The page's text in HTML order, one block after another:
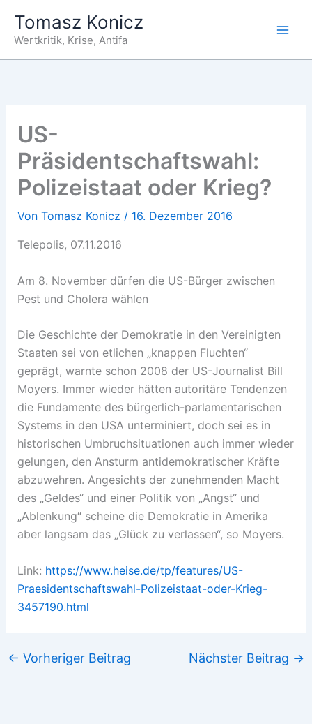
Inhalt
springen
Tomasz Konicz
Wertkritik, Krise, Antifa
US-
Präsidentschaftswahl:
Polizeistaat oder Krieg?
Von Tomasz Konicz / 16. Dezember 2016
Telepolis, 07.11.2016
Am 8. November dürfen die US-Bürger zwischen
Pest und Cholera wählen
Die Geschichte der Demokratie in den Vereinigten
Staaten sei von etlichen „knappen Fluchten“
geprägt, warnte schon 2008 der US-Journalist Bill
Moyers. Immer wieder hätten autoritäre Tendenzen
die Fundamente des bürgerlich-parlamentarischen
Systems in den USA unterminiert, doch sei es in
historischen Umbruchsituationen auch immer wieder
gelungen, den Ansturm antidemokratischer Kräfte
abzuwehren. Angesichts der zunehmenden Macht
des „Geldes“ und einer Politik von „Angst“ und
„Ablenkung“ scheine die Demokratie in Amerika
aber langsam das „Glück zu verlassen“, so Moyers.
Link: https://www.heise.de/tp/features/US-
Praesidentschaftswahl-Polizeistaat-oder-Krieg-
3457190.html
← Vorheriger Beitrag Nächster Beitrag →